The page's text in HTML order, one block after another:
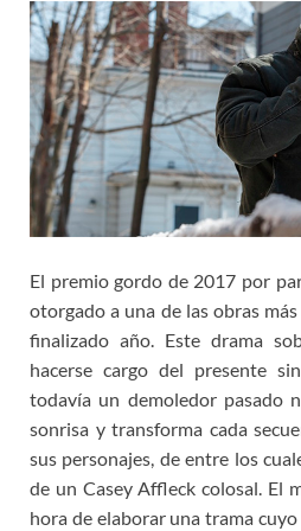
El premio gordo de 2017 por
otorgado a una de las obras
finalizado año. Este drama
hacerse cargo del presente
todavía un demoledor pasado
sonrisa y transforma cada
sus personajes, de entre los
de un Casey Affleck colosal. El
hora de elaborar una trama